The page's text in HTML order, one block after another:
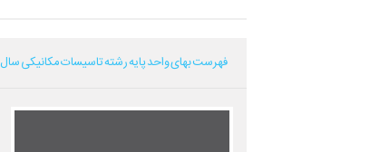
فهرست بهای واحد پایه رشته تاسیسات مکانیکی سال 1400...